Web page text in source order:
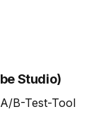
Studio)
B-Test-Tool